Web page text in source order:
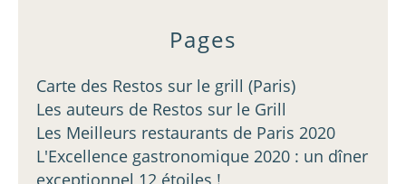
Pages
Carte des Restos sur le grill (Paris)
Les auteurs de Restos sur le Grill
Les Meilleurs restaurants de Paris 2020
L'Excellence gastronomique 2020 : un dîner
exceptionnel 12 étoiles !